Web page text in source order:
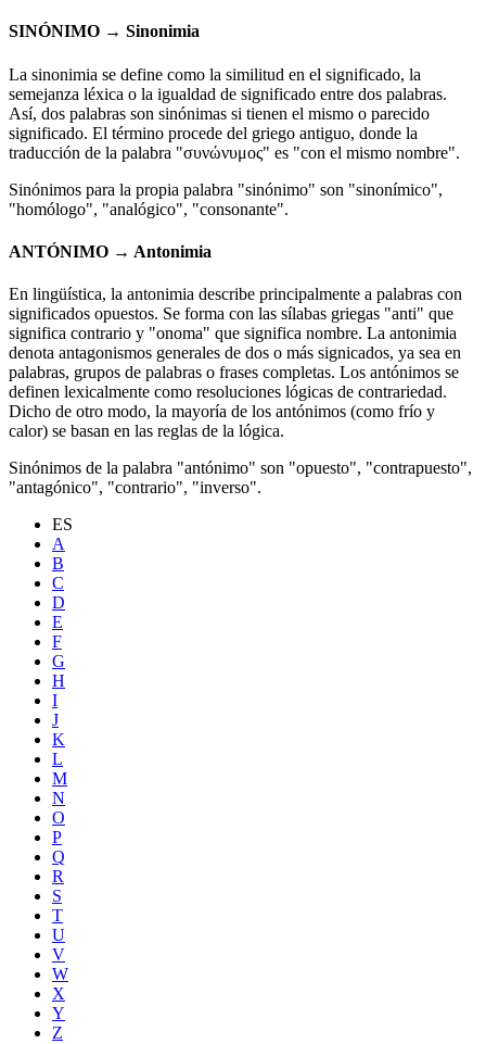
SINÓNIMO → Sinonimia
La sinonimia se define como la similitud en el significado, la
semejanza léxica o la igualdad de significado entre dos palabras.
Así, dos palabras son sinónimas si tienen el mismo o parecido
significado. El término procede del griego antiguo, donde la
traducción de la palabra "συνώνυμος" es "con el mismo nombre".
Sinónimos para la propia palabra "sinónimo" son "sinonímico",
"homólogo", "analógico", "consonante".
ANTÓNIMO → Antonimia
En lingüística, la antonimia describe principalmente a palabras con
significados opuestos. Se forma con las sílabas griegas "anti" que
significa contrario y "onoma" que significa nombre. La antonimia
denota antagonismos generales de dos o más signicados, ya sea en
palabras, grupos de palabras o frases completas. Los antónimos se
definen lexicalmente como resoluciones lógicas de contrariedad.
Dicho de otro modo, la mayoría de los antónimos (como frío y
calor) se basan en las reglas de la lógica.
Sinónimos de la palabra "antónimo" son "opuesto", "contrapuesto",
"antagónico", "contrario", "inverso".
ES
A
B
C
D
E
F
G
H
I
J
K
L
M
N
O
P
Q
R
S
T
U
V
W
X
Y
Z